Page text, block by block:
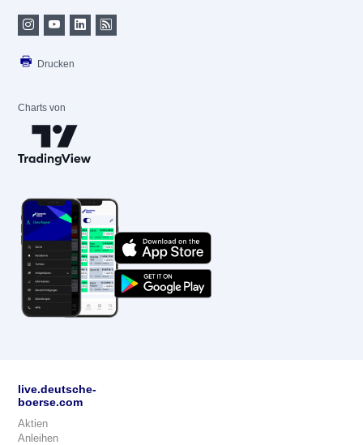
Drucken
Charts von
live.deutsche-
boerse.com
Aktien
Anleihen